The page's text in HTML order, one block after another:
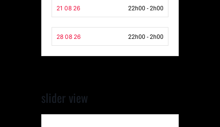
21 08 26 22h00 - 2h00
28 08 26 22h00 - 2h00
slider view